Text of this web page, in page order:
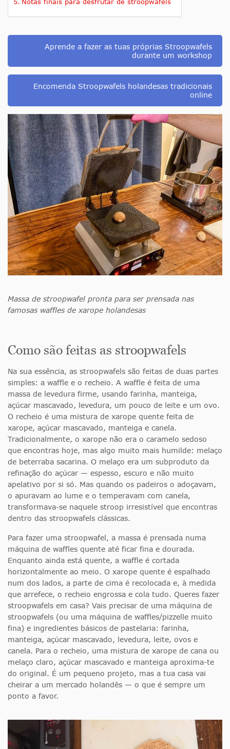
Notas finais para desfrutar de stroopwafels
Aprende a fazer as tuas próprias Stroopwafels
durante um workshop
Encomenda Stroopwafels holandesas tradicionais
online
Massa de stroopwafel pronta para ser prensada nas
famosas waffles de xarope holandesas
Como são feitas as stroopwafels
Na sua essência, as stroopwafels são feitas de duas partes
simples: a waffle e o recheio. A waffle é feita de uma
massa de levedura firme, usando farinha, manteiga,
açúcar mascavado, levedura, um pouco de leite e um ovo.
O recheio é uma mistura de xarope quente feita de
xarope, açúcar mascavado, manteiga e canela.
Tradicionalmente, o xarope não era o caramelo sedoso
que encontras hoje, mas algo muito mais humilde: melaço
de beterraba sacarina. O melaço era um subproduto da
refinação do açúcar — espesso, escuro e não muito
apelativo por si só. Mas quando os padeiros o adoçavam,
o apuravam ao lume e o temperavam com canela,
transformava-se naquele stroop irresistível que encontras
dentro das stroopwafels clássicas.
Para fazer uma stroopwafel, a massa é prensada numa
máquina de waffles quente até ficar fina e dourada.
Enquanto ainda está quente, a waffle é cortada
horizontalmente ao meio. O xarope quente é espalhado
num dos lados, a parte de cima é recolocada e, à medida
que arrefece, o recheio engrossa e cola tudo. Queres fazer
stroopwafels em casa? Vais precisar de uma máquina de
stroopwafels (ou uma máquina de waffles/pizzelle muito
fina) e ingredientes básicos de pastelaria: farinha,
manteiga, açúcar mascavado, levedura, leite, ovos e
canela. Para o recheio, uma mistura de xarope de cana ou
melaço claro, açúcar mascavado e manteiga aproxima-te
do original. É um pequeno projeto, mas a tua casa vai
cheirar a um mercado holandês — o que é sempre um
ponto a favor.